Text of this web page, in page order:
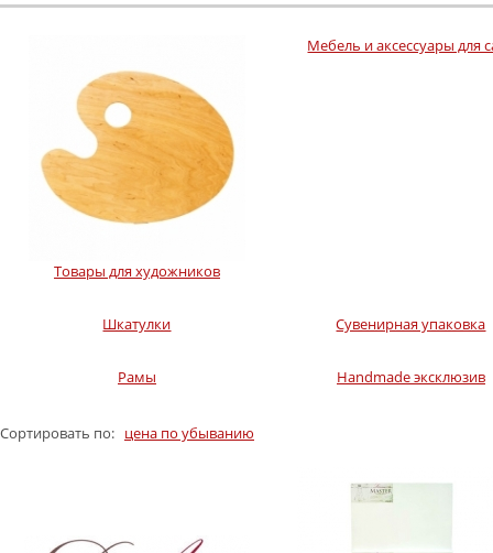
Товары для художников
Мебель и аксессуары для
Шкатулки Сувенирная упаковка
Рамы Handmade эксклюзив
Сортировать по: цена по убыванию